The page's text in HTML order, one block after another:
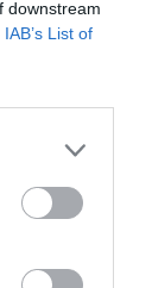
downstream
IAB’s List of